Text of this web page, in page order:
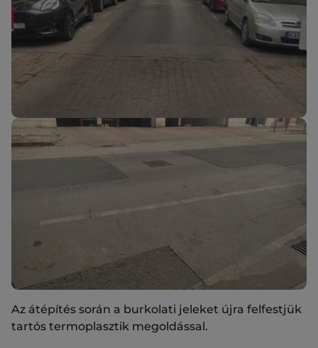
Az átépítés során a burkolati jeleket újra felfestjük
tartós termoplasztik megoldással.